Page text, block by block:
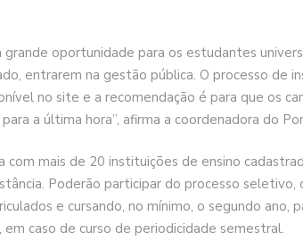
grande oportunidade para os estudantes
entrarem na gestão pública. O processo de
no site e a recomendação é para que os
a última hora”, afirma a coordenadora do
com mais de 20 instituições de ensino
Poderão participar do processo
e cursando, no mínimo, o segundo ano,
caso de curso de periodicidade semestral.